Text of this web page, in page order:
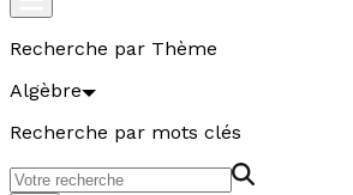
Recherche par Thème
Algèbre
Recherche par mots clés